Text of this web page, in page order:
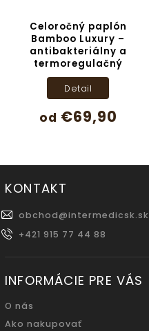
Celoročný paplón
Bamboo Luxury –
antibakteriálny a
termoregulačný
od €69,90
Detail
KONTAKT
obchod@intermedicsk.sk
+421 915 77 44 88
INFORMÁCIE PRE VÁS
O nás
Ako nakupovať